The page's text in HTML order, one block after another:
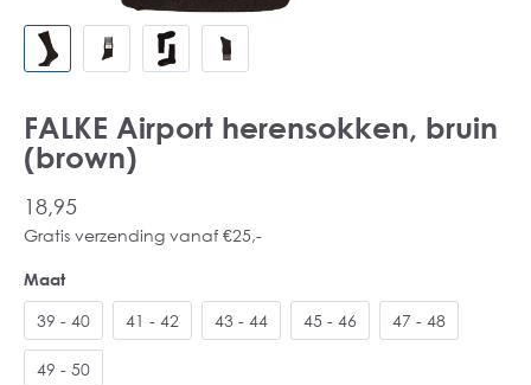
FALKE Airport herensokken, bruin
(brown)
18,95
Gratis verzending vanaf €25,-
Maat
39 - 40 41 - 42 43 - 44 45 - 46 47 - 48
49 - 50